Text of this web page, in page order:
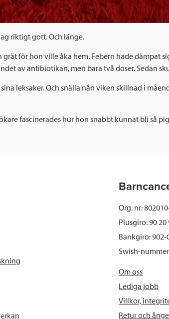
riktigt gott. Och länge.
för hon ville åka hem. Febern hade
av antibiotikan, men bara två doser. Sedan
leksaker. Och snälla nån viken skillnad i
fascinerades hur hon snabbt kunnat bli så
Org. nr:
Plusgiro: 90 20
Bankgiro: 902-
Swish-
Om oss
Lediga jobb
Villkor,
Retur och